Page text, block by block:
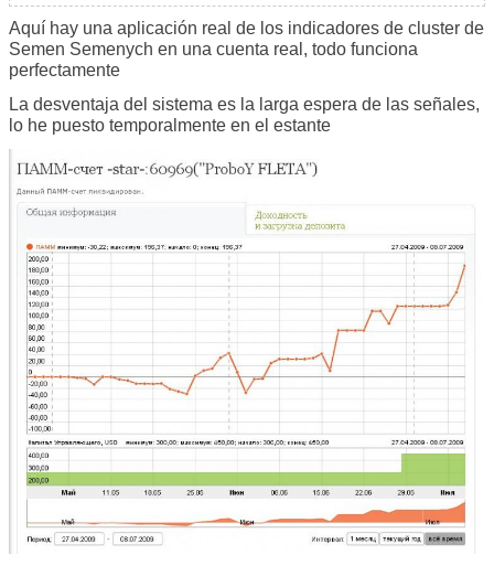
Aquí hay una aplicación real de los indicadores de cluster de
Semen Semenych en una cuenta real, todo funciona
perfectamente
La desventaja del sistema es la larga espera de las señales,
lo he puesto temporalmente en el estante